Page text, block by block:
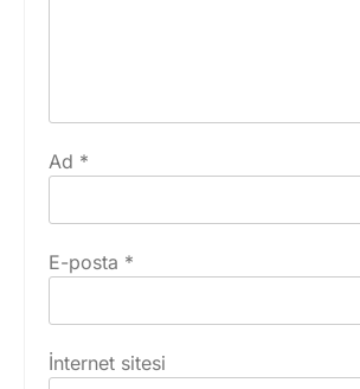
Ad *
E-posta *
İnternet sitesi